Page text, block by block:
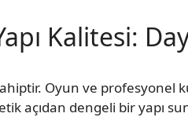
Kalitesi:
Oyun ve profesyonel
açıdan dengeli bir yapı